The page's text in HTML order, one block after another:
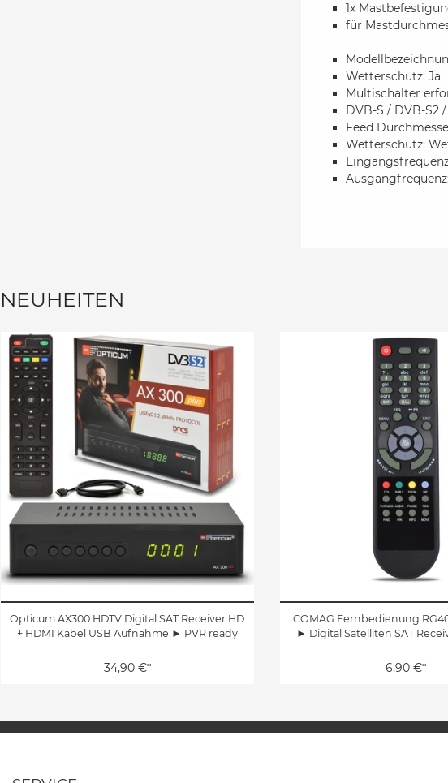
1x
für
Wetterschutz: Ja
Multischalter
DVB-S / DVB-S2
Feed
Wetterschutz:
NEUHEITEN
Opticum AX300 HDTV Digital SAT Receiver HD
+ HDMI Kabel USB Aufnahme ► PVR ready
34,90 €*
COMAG Fernbedienung
► Digital Satelliten SAT
6,90 €*